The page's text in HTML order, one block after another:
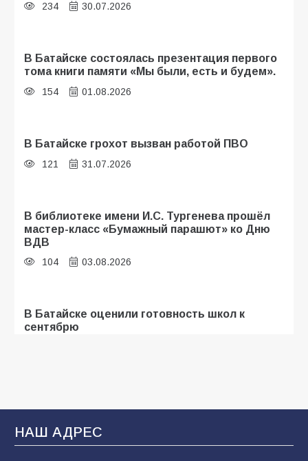
234 30.07.2026
В Батайске состоялась презентация первого
тома книги памяти «Мы были, есть и будем».
154 01.08.2026
В Батайске грохот вызван работой ПВО
121 31.07.2026
В библиотеке имени И.С. Тургенева прошёл
мастер-класс «Бумажный парашют» ко Дню
ВДВ
104 03.08.2026
В Батайске оценили готовность школ к
сентябрю
НАШ АДРЕС